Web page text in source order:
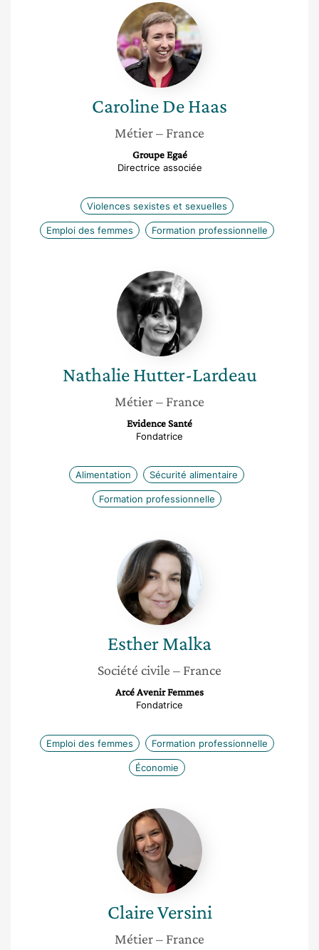
Caroline
De
Haas
CarolineDe Haas
Métier– France
Groupe Egaé
Directrice associée
Violences sexistes et sexuelles
Emploi des femmes Formation professionnelle
Nathalie
Hutter-
Lardeau
Nathalie Hutter-Lardeau
Métier– France
Evidence Santé
Fondatrice
Alimentation Sécurité alimentaire
Formation professionnelle
Esther
Malka
EstherMalka
Société civile – France
Arcé Avenir Femmes
Fondatrice
Emploi des femmes Formation professionnelle
Économie
Claire
Versini
ClaireVersini
Métier– France